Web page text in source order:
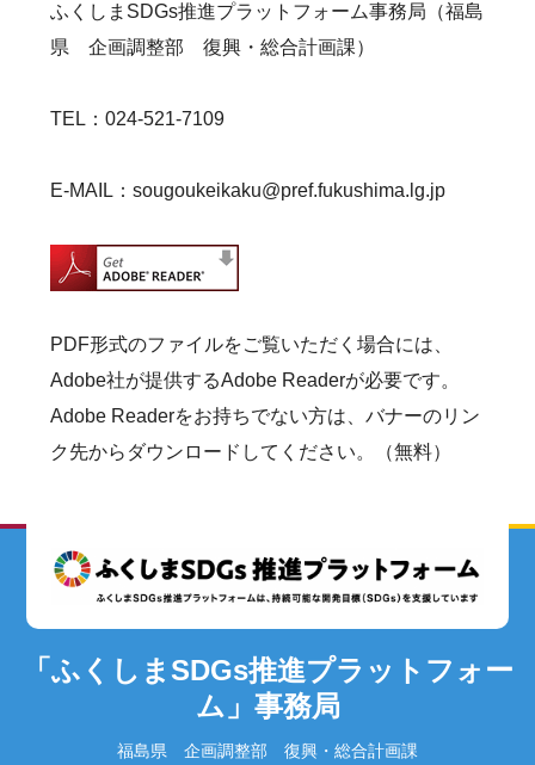
ふくしまSDGs推進プラットフォーム事務局（福島
県 企画調整部 復興・総合計画課）
TEL：024-521-7109
E-MAIL：sougoukeikaku@pref.fukushima.lg.jp
PDF形式のファイルをご覧いただく場合には、
Adobe社が提供するAdobe Readerが必要です。
Adobe Readerをお持ちでない方は、バナーのリン
ク先からダウンロードしてください。（無料）
「ふくしまSDGs推進プラットフォー
ム」事務局
福島県 企画調整部 復興・総合計画課